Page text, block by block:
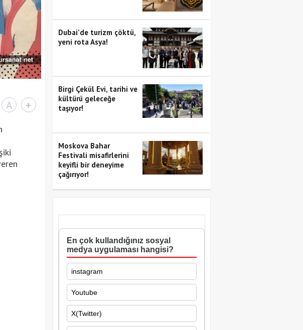
A +
Dubai’de turizm çöktü,
yeni rota Asya!
Birgi Çekül Evi, tarihi ve
kültürü geleceğe
taşıyor!
Moskova Bahar
Festivali misafirlerini
keyifli bir deneyime
çağırıyor!
En çok kullandığınız sosyal
medya uygulaması hangisi?
instagram
Youtube
X(Twitter)